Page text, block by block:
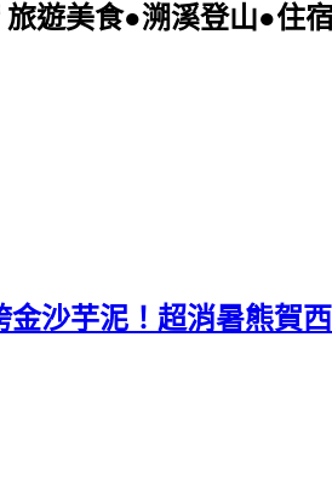
遊美食●溯溪登山●住
沙芋泥！超消暑熊賀西